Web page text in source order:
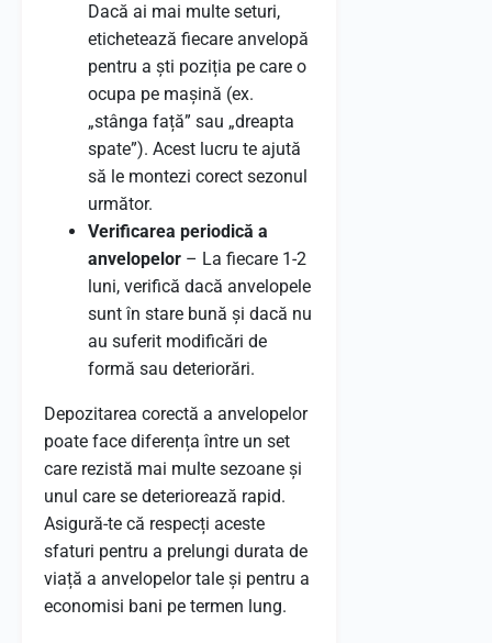
Dacă ai mai multe seturi,
etichetează fiecare anvelopă
pentru a ști poziția pe care o
ocupa pe mașină (ex.
„stânga față” sau „dreapta
spate”). Acest lucru te ajută
să le montezi corect sezonul
următor.
Verificarea periodică a
anvelopelor – La fiecare 1-2
luni, verifică dacă anvelopele
sunt în stare bună și dacă nu
au suferit modificări de
formă sau deteriorări.
Depozitarea corectă a anvelopelor
poate face diferența între un set
care rezistă mai multe sezoane și
unul care se deteriorează rapid.
Asigură-te că respecți aceste
sfaturi pentru a prelungi durata de
viață a anvelopelor tale și pentru a
economisi bani pe termen lung.